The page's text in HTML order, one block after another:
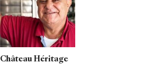
Château Héritage